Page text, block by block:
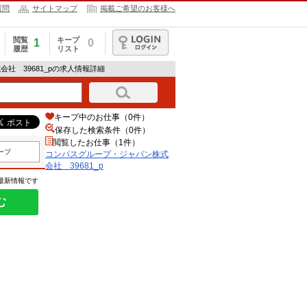
問 サイトマップ 掲載ご希望のお客様へ
閲覧
履歴
1
キープ
リスト
0
ログイン
会社 39681_pの求人情報詳細
プ
新情報です
キープ中のお仕事（0件）
保存した検索条件（0件）
閲覧したお仕事（1件）
コンパスグループ・ジャパン株式
会社 39681_p